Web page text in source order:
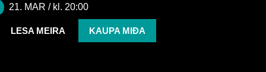
21. MAR / kl. 20:00
LESA MEIRA KAUPA MIÐA